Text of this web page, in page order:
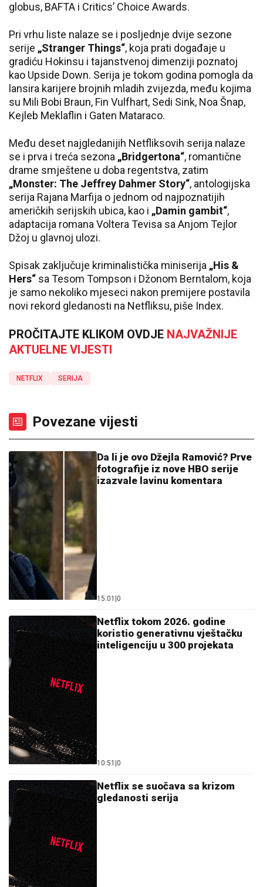
globus, BAFTA i Critics’ Choice Awards.
Pri vrhu liste nalaze se i posljednje dvije sezone
serije „Stranger Things“, koja prati događaje u
gradiću Hokinsu i tajanstvenoj dimenziji poznatoj
kao Upside Down. Serija je tokom godina pomogla da
lansira karijere brojnih mladih zvijezda, među kojima
su Mili Bobi Braun, Fin Vulfhart, Sedi Sink, Noa Šnap,
Kejleb Meklaflin i Gaten Mataraco.
Među deset najgledanijih Netfliksovih serija nalaze
se i prva i treća sezona „Bridgertona“, romantične
drame smještene u doba regentstva, zatim
„Monster: The Jeffrey Dahmer Story“, antologijska
serija Rajana Marfija o jednom od najpoznatijih
američkih serijskih ubica, kao i „Damin gambit“,
adaptacija romana Voltera Tevisa sa Anjom Tejlor
Džoj u glavnoj ulozi.
Spisak zaključuje kriminalistička miniserija „His &
Hers“ sa Tesom Tompson i Džonom Berntalom, koja
je samo nekoliko mjeseci nakon premijere postavila
novi rekord gledanosti na Netfliksu, piše Index.
PROČITAJTE KLIKOM OVDJE NAJVAŽNIJE
AKTUELNE VIJESTI
NETFLIX SERIJA
Povezane vijesti
Da li je ovo Džejla Ramović? Prve
fotografije iz nove HBO serije
izazvale lavinu komentara
15:01 0
Netflix tokom 2026. godine
koristio generativnu vještačku
inteligenciju u 300 projekata
10:51 0
Netflix se suočava sa krizom
gledanosti serija